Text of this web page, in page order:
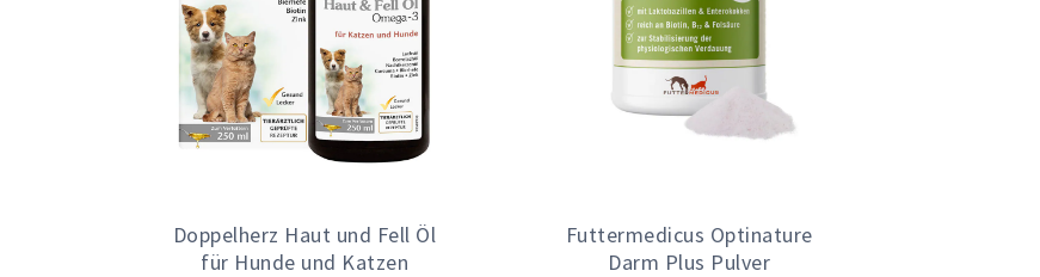
Doppelherz Haut und Fell Öl
für Hunde und Katzen
Futtermedicus Optinature
Darm Plus Pulver